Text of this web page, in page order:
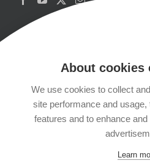
Copyrights
Datenschutzerklärung
About cookies
We use cookies to collect
site performance and
features and to enhance
Learn